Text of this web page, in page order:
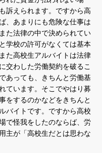
訴えられます。ですから高
、あまりにも危険な仕事は
た法律の中で決められてい
学校の許可がなくては基本
た高校生アルバイトは法律
交わした労働契約を破るこ
あっても、きちんと労働基
ています。そこでやはり募
をするのかなどをきちんと
バイトです。ですから高校
で怪我をしたのならば、労
主が「高校生だとは思わな